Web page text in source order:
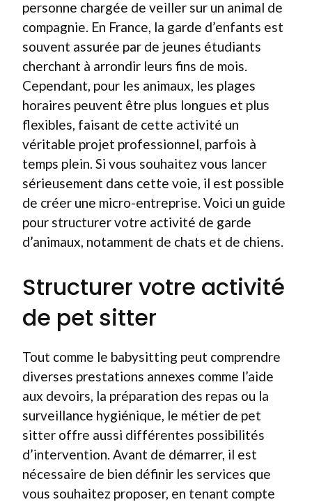
personne chargée de veiller sur un animal de
compagnie. En France, la garde d’enfants est
souvent assurée par de jeunes étudiants
cherchant à arrondir leurs fins de mois.
Cependant, pour les animaux, les plages
horaires peuvent être plus longues et plus
flexibles, faisant de cette activité un
véritable projet professionnel, parfois à
temps plein. Si vous souhaitez vous lancer
sérieusement dans cette voie, il est possible
de créer une micro-entreprise. Voici un guide
pour structurer votre activité de garde
d’animaux, notamment de chats et de chiens.
Structurer votre activité
de pet sitter
Tout comme le babysitting peut comprendre
diverses prestations annexes comme l’aide
aux devoirs, la préparation des repas ou la
surveillance hygiénique, le métier de pet
sitter offre aussi différentes possibilités
d’intervention. Avant de démarrer, il est
nécessaire de bien définir les services que
vous souhaitez proposer, en tenant compte